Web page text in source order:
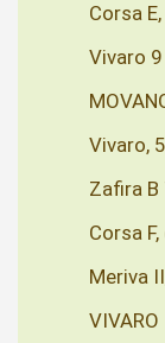
Corsa
Vivaro
Vivaro,
Zafira B
Corsa
Meriva